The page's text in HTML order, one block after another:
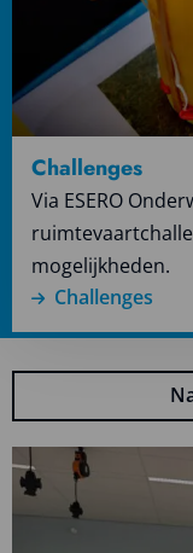
Challenges
Via ESERO
mogelijkheden.
Challenges